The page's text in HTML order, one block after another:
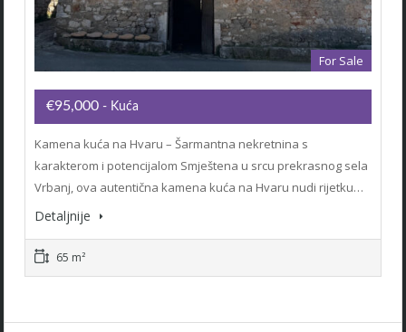
For Sale
€95,000 - Kuća
Kamena kuća na Hvaru – Šarmantna nekretnina s
karakterom i potencijalom Smještena u srcu prekrasnog sela
Vrbanj, ova autentična kamena kuća na Hvaru nudi rijetku…
Detaljnije
65 m²